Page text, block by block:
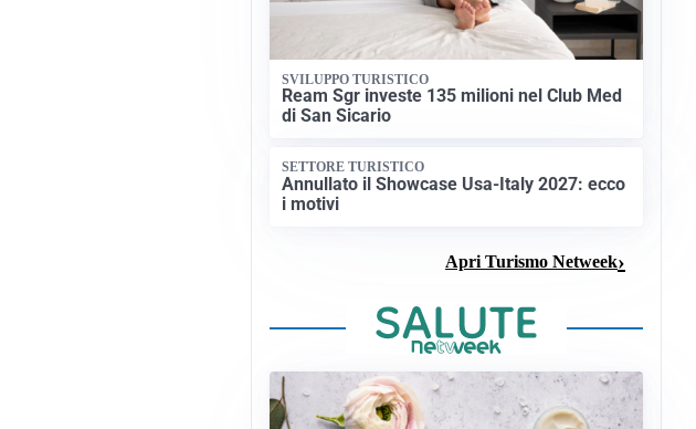
SVILUPPO TURISTICO
Ream Sgr investe 135 milioni nel Club Med
di San Sicario
SETTORE TURISTICO
Annullato il Showcase Usa-Italy 2027: ecco
i motivi
Apri Turismo Netweek